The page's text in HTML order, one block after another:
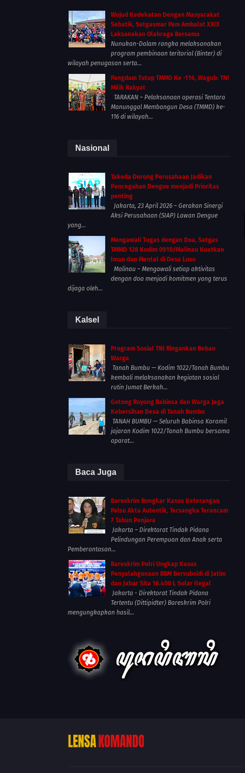
Wujud Kedekatan Dengan Masyarakat
Sebatik, Satgasmar Pam Ambalat XXIX
Laksanakan Olahraga Bersama
Nunukan-Dalam rangka melaksanakan
program pembinaan teritorial (Binter) di
wilayah penugasan serta...
Pangdam Tutup TMMD Ke -116, Wagub: TNI
Milik Rakyat
TARAKAN – Pelaksanaan operasi Tentara
Manunggal Membangun Desa (TMMD) ke-
116 di wilayah...
Nasional
Takeda Dorong Perusahaan Jadikan
Pencegahan Dengue menjadi Prioritas
penting
Jakarta, 23 April 2026 – Gerakan Sinergi
Aksi Perusahaan (SIAP) Lawan Dengue
yang...
Mengawali Tugas dengan Doa, Satgas
TMMD 128 Kodim 0910/Malinau Kuatkan
Iman dan Mental di Desa Luso
Malinau – Mengawali setiap aktivitas
dengan doa menjadi komitmen yang terus
dijaga oleh...
Kalsel
Program Sosial TNI Ringankan Beban
Warga
Tanah Bumbu — Kodim 1022/Tanah Bumbu
kembali melaksanakan kegiatan sosial
rutin Jumat Berkah...
Gotong Royong Babinsa dan Warga Jaga
Kebersihan Desa di Tanah Bumbu
TANAH BUMBU — Seluruh Babinsa Koramil
jajaran Kodim 1022/Tanah Bumbu bersama
aparat...
Baca Juga
Bareskrim Bongkar Kasus Keterangan
Palsu Akta Autentik, Tersangka Terancam
7 Tahun Penjara
Jakarta – Direktorat Tindak Pidana
Pelindungan Perempuan dan Anak serta
Pemberantasan...
Bareskrim Polri Ungkap Kasus
Penyalahgunaan BBM Bersubsidi di Jatim
dan Jabar Sita 16.400 L Solar Ilegal
Jakarta - Direktorat Tindak Pidana
Tertentu (Dittipidter) Bareskrim Polri
mengungkapkan hasil...